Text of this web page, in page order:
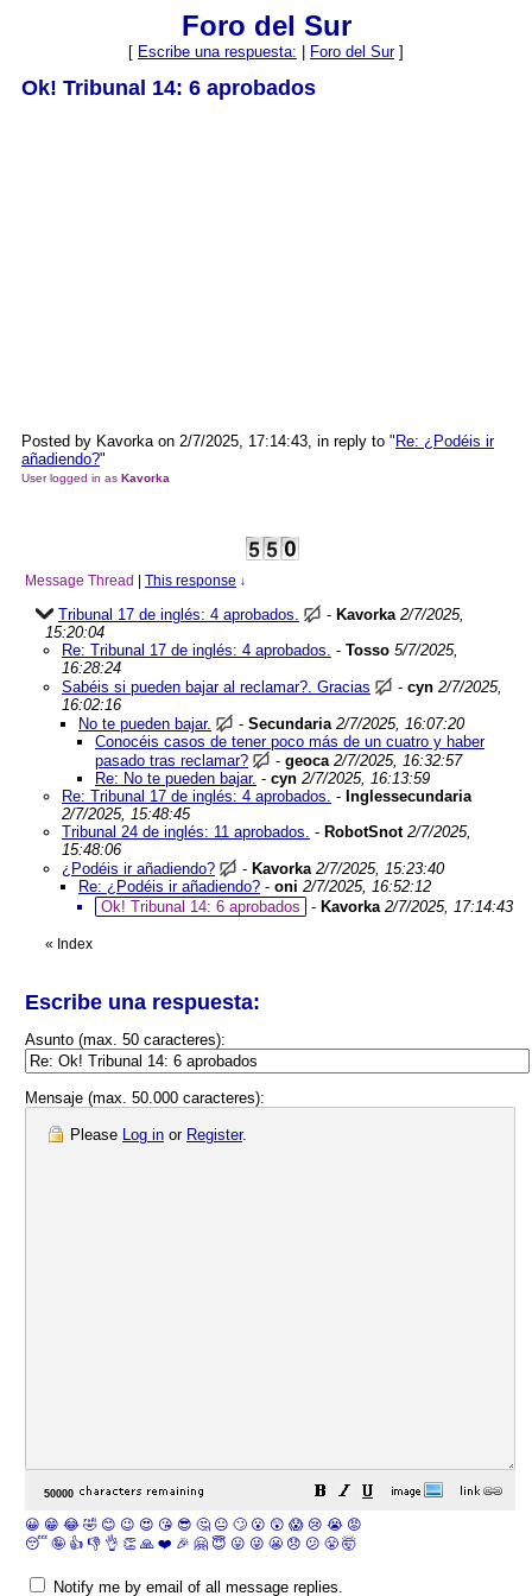
Foro del Sur
[ Escribe una respuesta: Foro del Sur]
Ok! Tribunal 14: 6 aprobados
Posted by Kavorka on 2/7/2025, 17:14:43, in reply to " Re: ¿Podéis ir
añadiendo?"
User logged in as Kavorka
Message Thread This response ↓
Tribunal 17 de inglés: 4 aprobados. - Kavorka 2/7/2025,
15:20:04
Re: Tribunal 17 de inglés: 4 aprobados. - Tosso 5/7/2025,
16:28:24
Sabéis si pueden bajar al reclamar?. Gracias
- cyn 2/7/2025,
16:02:16
No te pueden bajar.
- Secundaria 2/7/2025, 16:07:20
Conocéis casos de tener poco más de un cuatro y haber
pasado tras reclamar?
- geoca 2/7/2025, 16:32:57
Re: No te pueden bajar. - cyn 2/7/2025, 16:13:59
Re: Tribunal 17 de inglés: 4 aprobados. - Inglessecundaria
2/7/2025, 15:48:45
Tribunal 24 de inglés: 11 aprobados. - RobotSnot 2/7/2025,
15:48:06
¿Podéis ir añadiendo?
- Kavorka 2/7/2025, 15:23:40
Re: ¿Podéis ir añadiendo? - oni 2/7/2025, 16:52:12
Ok! Tribunal 14: 6 aprobados
- Kavorka 2/7/2025, 17:14:43
« Index
Escribe una respuesta:
Asunto (max. 50 caracteres):
Mensaje (max. 50.000 caracteres):
Please Log in or Register.
😀 😁 😂 🤣 😊 😉 😍 😘 😎 🤔 😐 🙄 😮 😲 😱 😢 😭 😡
😴 🤪 👍 👎 👌 👏 🙏 ❤️ 🎉 🤗 😇 😛 😜 😬 😞 😕 😤 🤯
Notify me by email of all message replies.